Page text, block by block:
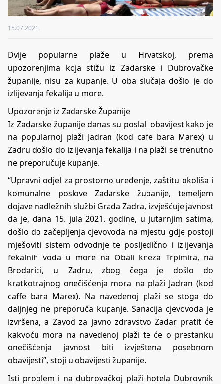
15.07.2021.
Dvije popularne plaže u Hrvatskoj, prema
upozorenjima koja stižu iz Zadarske i Dubrovačke
županije, nisu za kupanje. U oba slučaja došlo je do
izlijevanja fekalija u more.
Upozorenje iz Zadarske Županije
Iz Zadarske županije danas su poslali obavijest kako je
na popularnoj plaži Jadran (kod cafe bara Marex) u
Zadru došlo do izlijevanja fekalija i na plaži se trenutno
ne preporučuje kupanje.
“Upravni odjel za prostorno uređenje, zaštitu okoliša i
komunalne poslove Zadarske županije, temeljem
dojave nadležnih službi Grada Zadra, izvješćuje javnost
da je, dana 15. jula 2021. godine, u jutarnjim satima,
došlo do začepljenja cjevovoda na mjestu gdje postoji
mješoviti sistem odvodnje te posljedično i izlijevanja
fekalnih voda u more na Obali kneza Trpimira, na
Brodarici, u Zadru, zbog čega je došlo do
kratkotrajnog onečišćenja mora na plaži Jadran (kod
caffe bara Marex). Na navedenoj plaži se stoga do
daljnjeg ne preporuča kupanje. Sanacija cjevovoda je
izvršena, a Zavod za javno zdravstvo Zadar pratit će
kakvoću mora na navedenoj plaži te će o prestanku
onečišćenja javnost biti izvještena posebnom
obavijesti”, stoji u obavijesti županije.
Isti problem i na dubrovačkoj plaži hotela Dubrovnik